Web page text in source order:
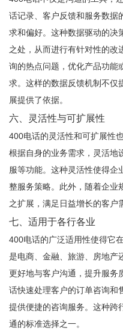
话记录、客户反馈和服务数据
求和偏好。这种数据驱动的决
之处，从而进行有针对性的改
询的热点问题，优化产品功能
求。这样的数据反馈机制不仅
展提供了依据。
六、灵活性与可扩展性
400电话的灵活性和可扩展性
根据自身的业务需求，灵活地
服等功能。这种灵活性使得企
整服务策略。此外，随着企业
之扩展，满足日益增长的客户
七、适用于各行各业
400电话的广泛适用性使得它
是电商、金融、旅游、房地产
更好地与客户沟通，提升服务
话快速处理客户的订单咨询和
提供便捷的咨询服务。这种跨
通的标准选择之一。